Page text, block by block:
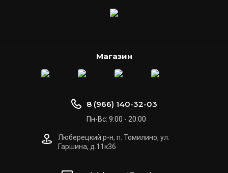
Магазин
8 (966) 140-32-03
Пн-Вс: 9:00 - 20:00
Люберецкий р-н, п. Томилино, ул.
Гаршина, д.11к36